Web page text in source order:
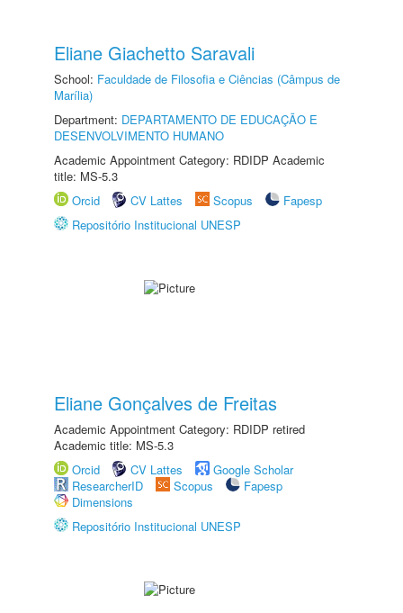
Eliane Giachetto Saravali
School: Faculdade de Filosofia e Ciências (Câmpus de
Marília)
Department: DEPARTAMENTO DE EDUCAÇÃO E
DESENVOLVIMENTO HUMANO
Academic Appointment Category: RDIDP Academic
title: MS-5.3
Orcid
CV Lattes Scopus
Fapesp
Repositório Institucional UNESP
Eliane Gonçalves de Freitas
Academic Appointment Category: RDIDP retired
Academic title: MS-5.3
Orcid
CV Lattes
Google Scholar
ResearcherID
Scopus
Fapesp
Dimensions
Repositório Institucional UNESP